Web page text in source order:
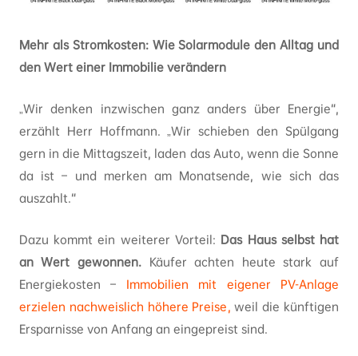
Mehr als Stromkosten: Wie Solarmodule den Alltag und
den Wert einer Immobilie verändern
„Wir denken inzwischen ganz anders über Energie“,
erzählt Herr Hoffmann. „Wir schieben den Spülgang
gern in die Mittagszeit, laden das Auto, wenn die Sonne
da ist – und merken am Monatsende, wie sich das
auszahlt.“
Dazu kommt ein weiterer Vorteil: Das Haus selbst hat
an Wert gewonnen. Käufer achten heute stark auf
Energiekosten – Immobilien mit eigener PV-Anlage
erzielen nachweislich höhere Preise, weil die künftigen
Ersparnisse von Anfang an eingepreist sind.